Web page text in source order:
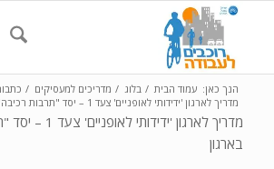
מדריך לארגון
בארגון
הנך כאן: עמוד הבית / בלוג / מדריכים למעסיקים /
מדריך לארגון 'ידידותי לאופניים' צעד 1 – יסד "תרבות רכיבה" ...